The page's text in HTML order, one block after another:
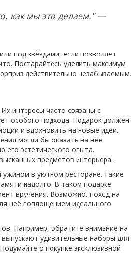
как мы это делаем." —
под звёздами, если позволяет
Постарайтесь уделить максимум
действительно незабываемым.
интересы часто связаны с
особого подхода. Подарок должен
и вдохновить на новые идеи.
могли бы оказать на неё
его эстетического опыта.
предметов интерьера.
в уютном ресторане. Такие
надолго. В таком подарке
вручения. Возможно, поход на
неё воплощением идеального
Например, обратите внимание на
удивительные наборы для
о покупке эксклюзивной